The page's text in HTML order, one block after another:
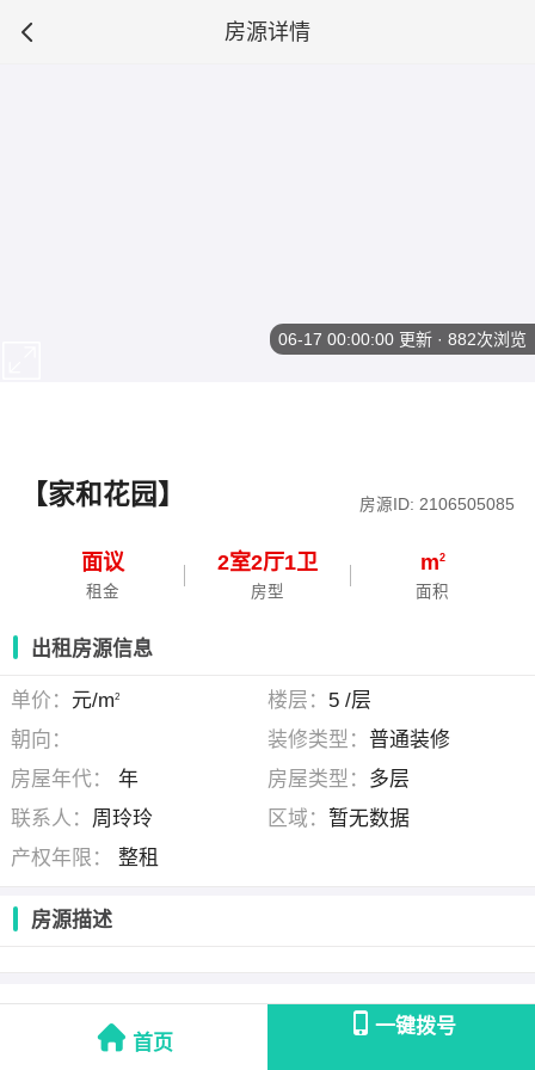
房源详情
【家和花园】 房源ID: 2106505085
面议
租金
2室2厅1卫
房型
m2
面积
首页
一键拨号
06-17 00:00:00 更新 · 882次浏览
出租房源信息
单价： 元/m2 楼层： 5 /层
朝向：
装修类型： 普通装修
房屋年代：
年 房屋类型： 多层
联系人： 周玲玲 区域： 暂无数据
产权年限：
整租
房源描述
联系时请说明是在